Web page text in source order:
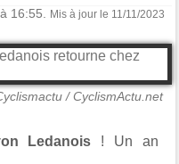
16:55.
Mis à jour le 11/11/2023
/ CyclismActu.net
Ledanois ! Un an